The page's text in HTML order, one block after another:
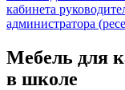
кабинета
администратора
Мебель для
в школе